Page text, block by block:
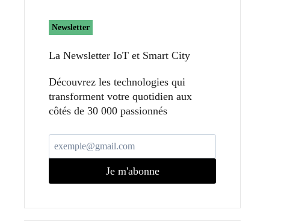
Newsletter
La Newsletter IoT et Smart City​
Découvrez les technologies qui
transforment votre quotidien aux
côtés de 30 000 passionnés
Je m'abonne